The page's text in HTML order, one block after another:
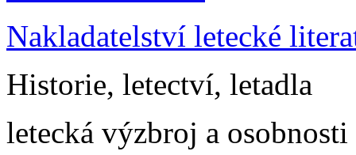
Nakladatelství letecké
Historie, letectví, letadla
letecká výzbroj a osobnosti